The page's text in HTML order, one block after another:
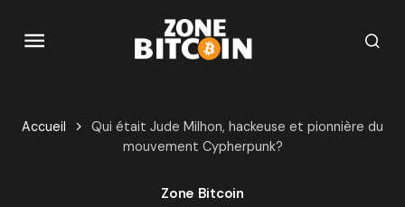
Accueil
Qui était Jude Milhon, hackeuse et pionnière du
mouvement Cypherpunk?
Zone Bitcoin